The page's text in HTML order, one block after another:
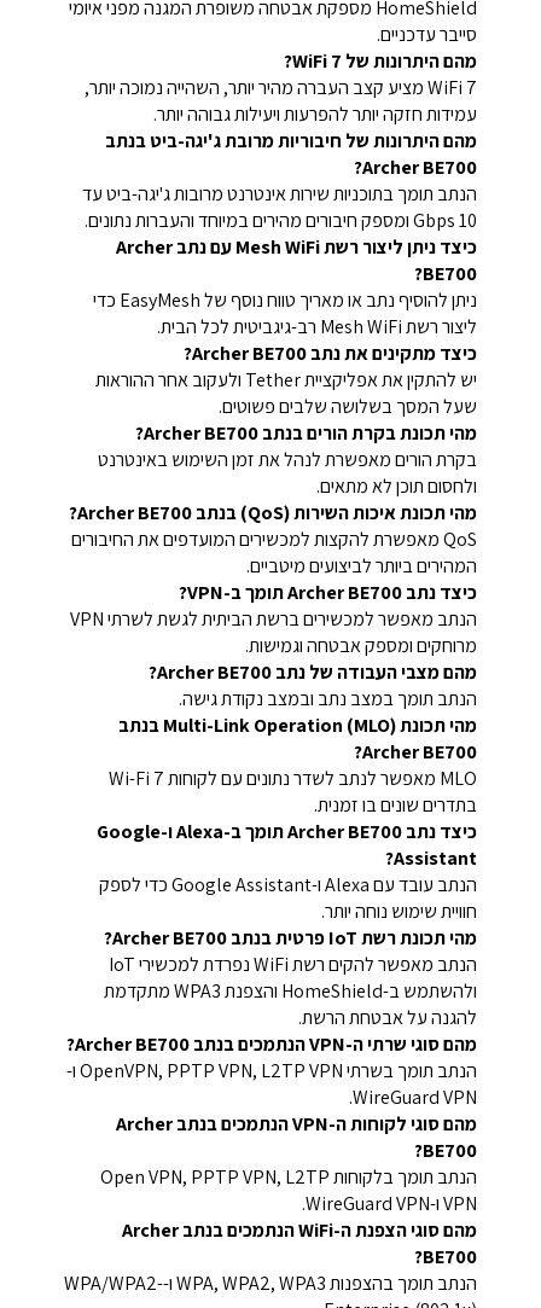
HomeShield מספקת אבטחה משופרת המגנה מפני איומי
סייבר עדכניים.
מהם היתרונות של WiFi 7?
WiFi 7 מציע קצב העברה מהיר יותר, השהייה נמוכה יותר,
עמידות חזקה יותר להפרעות ויעילות גבוהה יותר.
מהם היתרונות של חיבוריות מרובת ג'יגה-ביט בנתב
Archer BE700?
הנתב תומך בתוכניות שירות אינטרנט מרובות ג'יגה-ביט עד
10 Gbps ומספק חיבורים מהירים במיוחד והעברות נתונים.
כיצד ניתן ליצור רשת Mesh WiFi עם נתב Archer
BE700?
ניתן להוסיף נתב או מאריך טווח נוסף של EasyMesh כדי
ליצור רשת Mesh WiFi רב-גיגביטית לכל הבית.
כיצד מתקינים את נתב Archer BE700?
יש להתקין את אפליקציית Tether ולעקוב אחר ההוראות
שעל המסך בשלושה שלבים פשוטים.
מהי תכונת בקרת הורים בנתב Archer BE700?
בקרת הורים מאפשרת לנהל את זמן השימוש באינטרנט
ולחסום תוכן לא מתאים.
מהי תכונת איכות השירות (QoS) בנתב Archer BE700?
QoS מאפשרת להקצות למכשירים המועדפים את החיבורים
המהירים ביותר לביצועים מיטביים.
כיצד נתב Archer BE700 תומך ב-VPN?
הנתב מאפשר למכשירים ברשת הביתית לגשת לשרתי VPN
מרוחקים ומספק אבטחה וגמישות.
מהם מצבי העבודה של נתב Archer BE700?
הנתב תומך במצב נתב ובמצב נקודת גישה.
מהי תכונת Multi-Link Operation (MLO) בנתב
Archer BE700?
MLO מאפשר לנתב לשדר נתונים עם לקוחות Wi-Fi 7
בתדרים שונים בו זמנית.
כיצד נתב Archer BE700 תומך ב-Alexa ו-Google
Assistant?
הנתב עובד עם Alexa ו-Google Assistant כדי לספק
חוויית שימוש נוחה יותר.
מהי תכונת רשת IoT פרטית בנתב Archer BE700?
הנתב מאפשר להקים רשת WiFi נפרדת למכשירי IoT
ולהשתמש ב-HomeShield והצפנת WPA3 מתקדמת
להגנה על אבטחת הרשת.
מהם סוגי שרתי ה-VPN הנתמכים בנתב Archer BE700?
הנתב תומך בשרתי OpenVPN, PPTP VPN, L2TP VPN ו-
WireGuard VPN.
מהם סוגי לקוחות ה-VPN הנתמכים בנתב Archer
BE700?
הנתב תומך בלקוחות Open VPN, PPTP VPN, L2TP
VPN ו-WireGuard VPN.
מהם סוגי הצפנת ה-WiFi הנתמכים בנתב Archer
BE700?
הנתב תומך בהצפנות WPA, WPA2, WPA3 ו-WPA/WPA2-